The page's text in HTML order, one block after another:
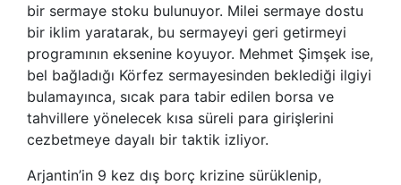
bir sermaye stoku bulunuyor. Milei sermaye dostu
bir iklim yaratarak, bu sermayeyi geri getirmeyi
programının eksenine koyuyor. Mehmet Şimşek ise,
bel bağladığı Körfez sermayesinden beklediği ilgiyi
bulamayınca, sıcak para tabir edilen borsa ve
tahvillere yönelecek kısa süreli para girişlerini
cezbetmeye dayalı bir taktik izliyor.
Arjantin’in 9 kez dış borç krizine sürüklenip,